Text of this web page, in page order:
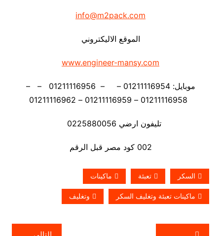
info@m2pack.com
الموقع الاليكتروني
www.engineer-mansy.com
موبايل: 01211116954 – – 01211116956 – –
تليفون ارضي 0225880056
002 كود مصر قبل الرقم
السكر تعبئة ماكينات
ماكينات تعبئة وتغليف السكر وتغليف
تصفّح التالي